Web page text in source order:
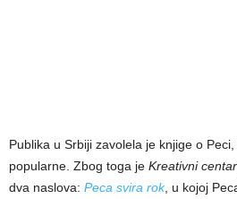
Publika u Srbiji zavolela je knjige o
popularne. Zbog toga je Kreativni centar
dva naslova: Peca svira rok, u kojoj